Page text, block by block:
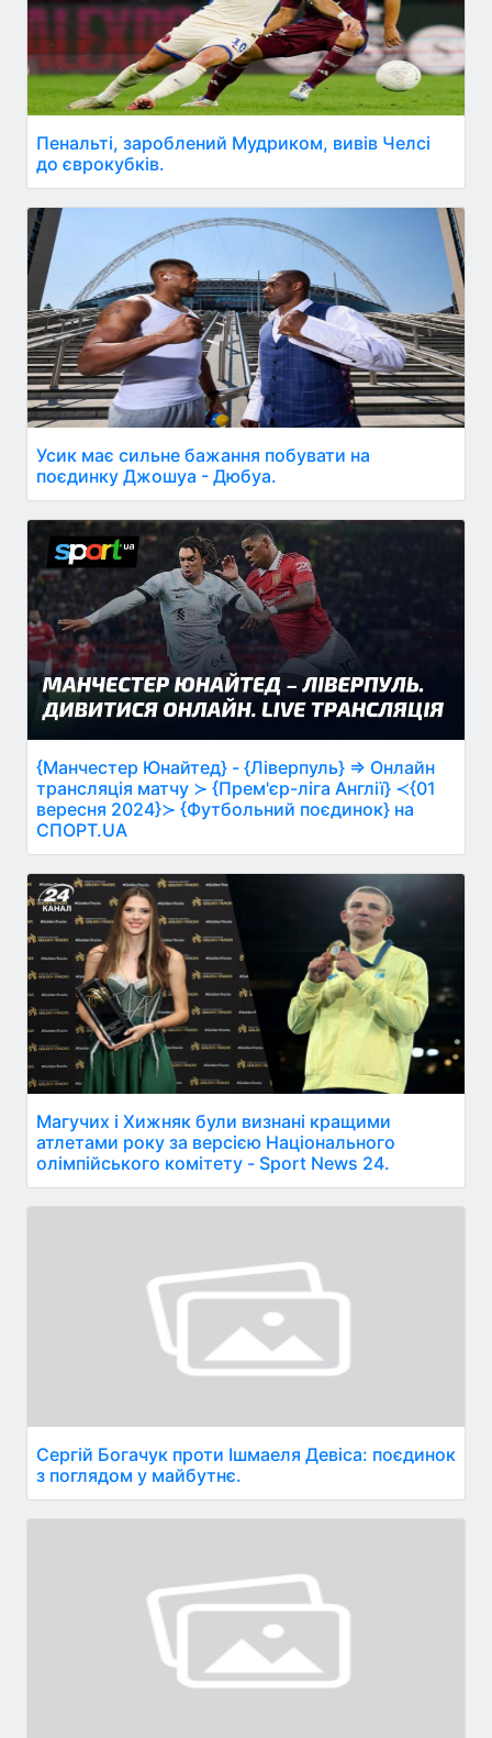
Пенальті, зароблений Мудриком, вивів Челсі
до єврокубків.
Усик має сильне бажання побувати на
поєдинку Джошуа - Дюбуа.
{Манчестер Юнайтед} - {Ліверпуль} ⇒ Онлайн
трансляція матчу ≻ {Прем'єр-ліга Англії} ≺{01
вересня 2024}≻ {Футбольний поєдинок} на
СПОРТ.UA
Магучих і Хижняк були визнані кращими
атлетами року за версією Національного
олімпійського комітету - Sport News 24.
Сергій Богачук проти Ішмаеля Девіса: поєдинок
з поглядом у майбутнє.